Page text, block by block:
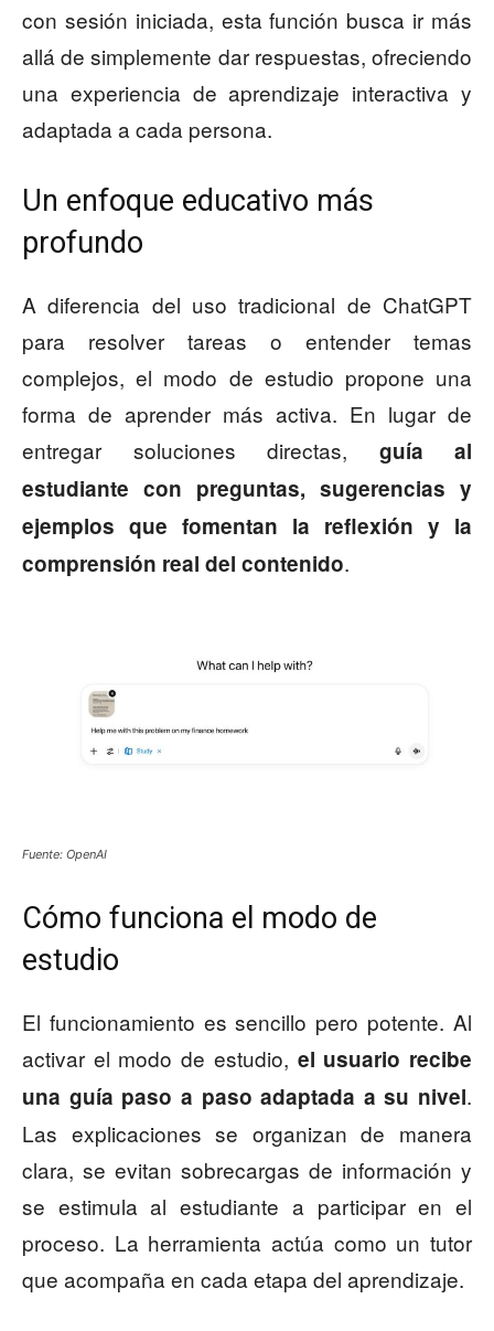
con sesión iniciada, esta función busca ir más
allá de simplemente dar respuestas, ofreciendo
una experiencia de aprendizaje interactiva y
adaptada a cada persona.
Un enfoque educativo más
profundo
A diferencia del uso tradicional de ChatGPT
para resolver tareas o entender temas
complejos, el modo de estudio propone una
forma de aprender más activa. En lugar de
entregar soluciones directas, guía al
estudiante con preguntas, sugerencias y
ejemplos que fomentan la reflexión y la
comprensión real del contenido.
Fuente: OpenAI
Cómo funciona el modo de
estudio
El funcionamiento es sencillo pero potente. Al
activar el modo de estudio, el usuario recibe
una guía paso a paso adaptada a su nivel.
Las explicaciones se organizan de manera
clara, se evitan sobrecargas de información y
se estimula al estudiante a participar en el
proceso. La herramienta actúa como un tutor
que acompaña en cada etapa del aprendizaje.